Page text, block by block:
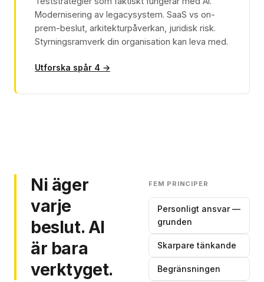
Modernisering av legacysystem. SaaS vs on-
prem-beslut, arkitekturpåverkan, juridisk risk.
Styrningsramverk din organisation kan leva med.
Utforska spår 4 →
Ni äger
varje
beslut. AI
är bara
verktyget.
FEM PRINCIPER
Personligt ansvar —
grunden
Skarpare tänkande
Begränsningen